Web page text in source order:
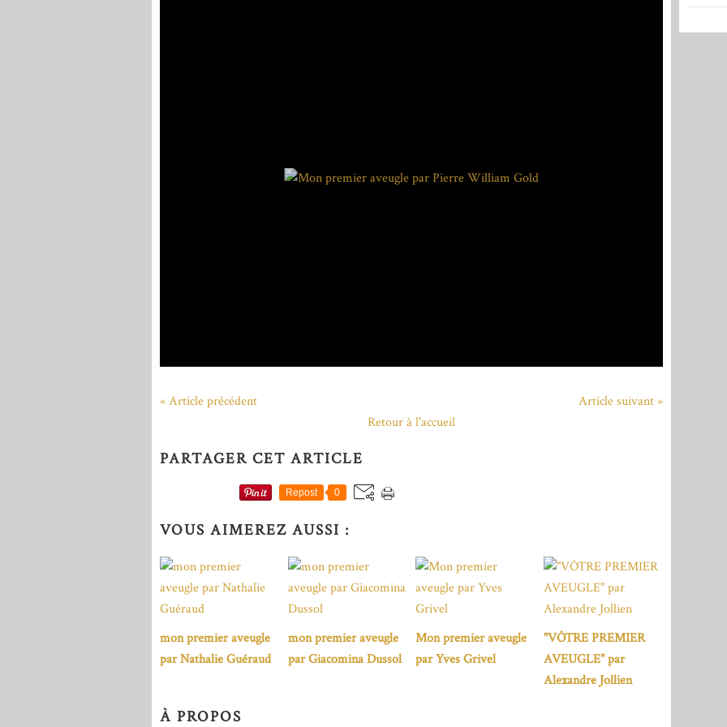
« Article précédent
Article suivant »
Retour à l'accueil
PARTAGER CET ARTICLE
Repost 0
VOUS AIMEREZ AUSSI :
mon premier aveugle
par Nathalie Guéraud
mon premier aveugle
par Giacomina Dussol
Mon premier aveugle
par Yves Grivel
"VÔTRE PREMIER
AVEUGLE" par
Alexandre Jollien
À PROPOS